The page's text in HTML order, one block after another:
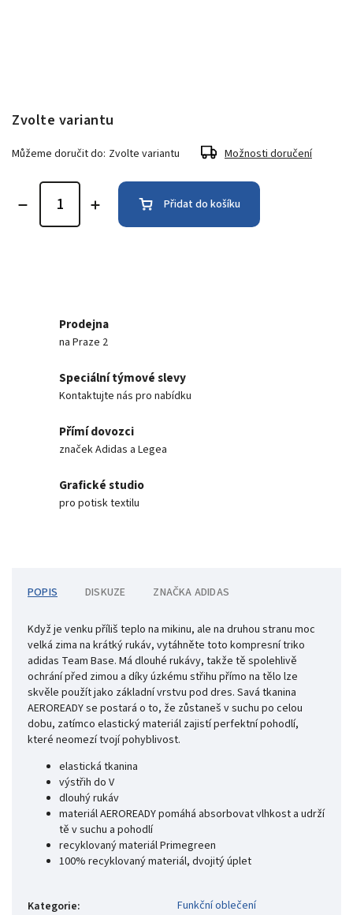
Zvolte variantu
Můžeme doručit do: Zvolte variantu Možnosti doručení
Přidat do košíku
Prodejna
na Praze 2
Speciální týmové slevy
Kontaktujte nás pro nabídku
Přímí dovozci
značek Adidas a Legea
Grafické studio
pro potisk textilu
POPIS DISKUZE ZNAČKA ADIDAS
Když je venku příliš teplo na mikinu, ale na druhou stranu moc
velká zima na krátký rukáv, vytáhněte toto kompresní triko
adidas Team Base. Má dlouhé rukávy, takže tě spolehlivě
ochrání před zimou a díky úzkému střihu přímo na tělo lze
skvěle použít jako základní vrstvu pod dres. Savá tkanina
AEROREADY se postará o to, že zůstaneš v suchu po celou
dobu, zatímco elastický materiál zajistí perfektní pohodlí,
které neomezí tvojí pohyblivost.
elastická tkanina
výstřih do V
dlouhý rukáv
materiál AEROREADY pomáhá absorbovat vlhkost a udrží
tě v suchu a pohodlí
recyklovaný materiál Primegreen
100% recyklovaný materiál, dvojitý úplet
Kategorie:
Funkční oblečení